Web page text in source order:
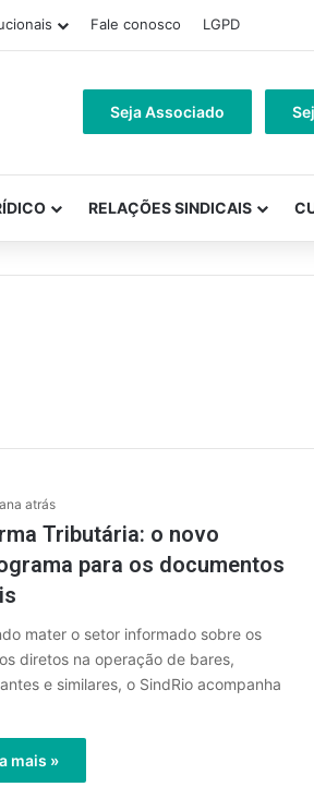
Fale conosco LGPD
Seja Associado
RELAÇÕES SINDICAIS
atrás
Tributária: o novo
para os documentos
mater o setor informado sobre os
diretos na operação de bares,
e similares, o SindRio acompanha
mais »